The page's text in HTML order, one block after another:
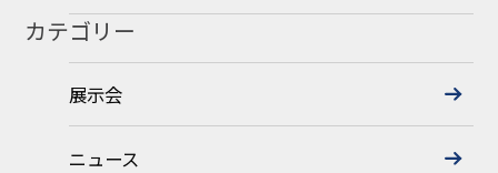
カテゴリー
展示会
ニュース